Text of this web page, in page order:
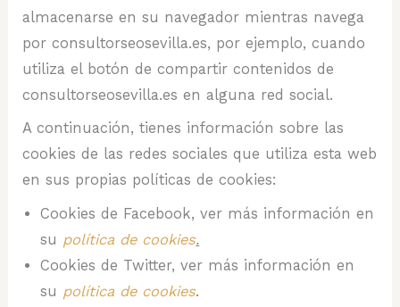
almacenarse en su navegador mientras navega
por consultorseosevilla.es, por ejemplo, cuando
utiliza el botón de compartir contenidos de
consultorseosevilla.es en alguna red social.
A continuación, tienes información sobre las
cookies de las redes sociales que utiliza esta web
en sus propias políticas de cookies:
Cookies de Facebook, ver más información en
su política de cookies.
Cookies de Twitter, ver más información en
su política de cookies.